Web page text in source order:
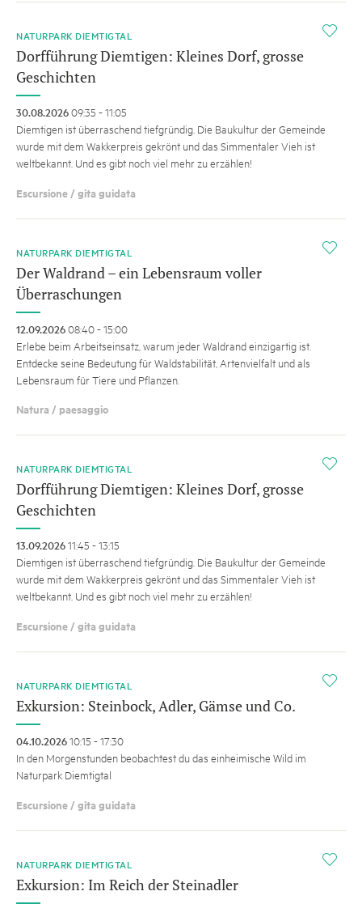
i
NATURPARK DIEMTIGTAL
Dorfführung Diemtigen: Kleines Dorf, grosse
Geschichten
30.08.202609:35 - 11:05
Diemtigen ist überraschend tiefgründig. Die Baukultur der Gemeinde
wurde mit dem Wakkerpreis gekrönt und das Simmentaler Vieh ist
weltbekannt. Und es gibt noch viel mehr zu erzählen!
Escursione / gita guidata
i
NATURPARK DIEMTIGTAL
Der Waldrand – ein Lebensraum voller
Überraschungen
12.09.202608:40 - 15:00
Erlebe beim Arbeitseinsatz, warum jeder Waldrand einzigartig ist.
Entdecke seine Bedeutung für Waldstabilität, Artenvielfalt und als
Lebensraum für Tiere und Pflanzen.
Natura / paesaggio
i
NATURPARK DIEMTIGTAL
Dorfführung Diemtigen: Kleines Dorf, grosse
Geschichten
13.09.202611:45 - 13:15
Diemtigen ist überraschend tiefgründig. Die Baukultur der Gemeinde
wurde mit dem Wakkerpreis gekrönt und das Simmentaler Vieh ist
weltbekannt. Und es gibt noch viel mehr zu erzählen!
Escursione / gita guidata
i
NATURPARK DIEMTIGTAL
Exkursion: Steinbock, Adler, Gämse und Co.
04.10.202610:15 - 17:30
In den Morgenstunden beobachtest du das einheimische Wild im
Naturpark Diemtigtal
Escursione / gita guidata
i
NATURPARK DIEMTIGTAL
Exkursion: Im Reich der Steinadler